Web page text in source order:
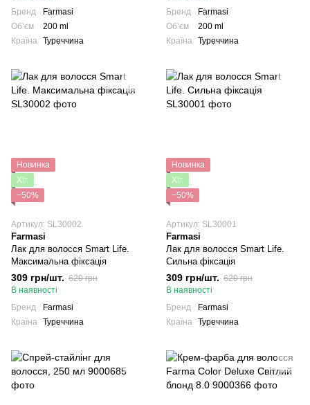
Бренд
Farmasi
Обʼєм
200 ml
Країна
Туреччина
Бренд
Farmasi
Обʼєм
200 ml
Країна
Туреччина
Новинка
Хіт
−50%
Артикул: SL30002
Farmasi
Лак для волосся Smart Life.
Максимальна фіксація
309 грн/шт. 620 грн
В наявності
Бренд
Farmasi
Країна
Туреччина
Новинка
Хіт
−50%
Артикул: SL30001
Farmasi
Лак для волосся Smart Life.
Сильна фіксація
309 грн/шт. 620 грн
В наявності
Бренд
Farmasi
Країна
Туреччина